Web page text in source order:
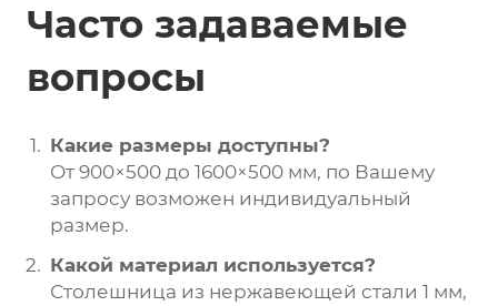
Часто задаваемые
вопросы
Какие размеры доступны?
От 900×500 до 1600×500 мм, по Вашему
запросу возможен индивидуальный
размер.
Какой материал используется?
Столешница из нержавеющей стали 1 мм,